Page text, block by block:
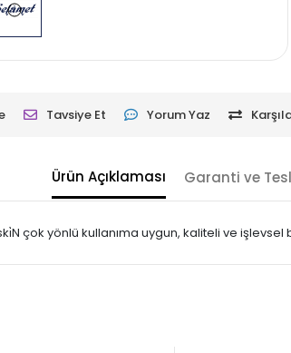
Tavsiye Et Yorum Yaz
Ürün Açıklaması Garanti ve
çok yönlü kullanıma uygun, kaliteli ve